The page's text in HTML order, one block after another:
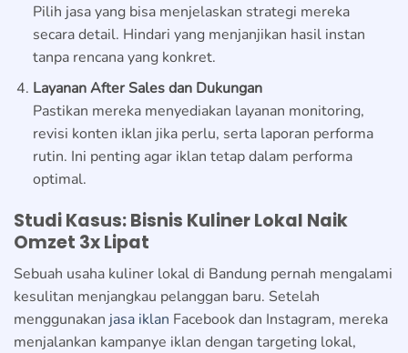
Pilih jasa yang bisa menjelaskan strategi mereka
secara detail. Hindari yang menjanjikan hasil instan
tanpa rencana yang konkret.
Layanan After Sales dan Dukungan
Pastikan mereka menyediakan layanan monitoring,
revisi konten iklan jika perlu, serta laporan performa
rutin. Ini penting agar iklan tetap dalam performa
optimal.
Studi Kasus: Bisnis Kuliner Lokal Naik
Omzet 3x Lipat
Sebuah usaha kuliner lokal di Bandung pernah mengalami
kesulitan menjangkau pelanggan baru. Setelah
menggunakan jasa iklan Facebook dan Instagram, mereka
menjalankan kampanye iklan dengan targeting lokal,